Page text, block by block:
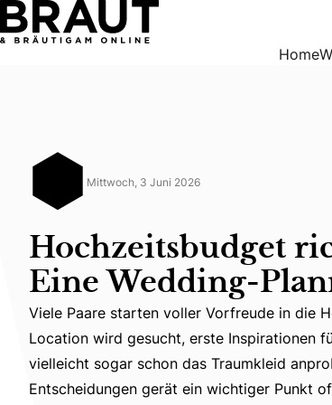
Hochzeitsbudget richtig planen: Eine Wedding-
Home
Mittwoch, 3 Juni 2026
Hochzeitsbudget
Eine Wedding-
Viele Paare starten voller Vorfreude in die
Viele Paare starten voller Vorfreude in die
Location wird gesucht, erste Inspirationen
vielleicht sogar schon das Traumkleid
Entscheidungen gerät ein wichtiger Punkt